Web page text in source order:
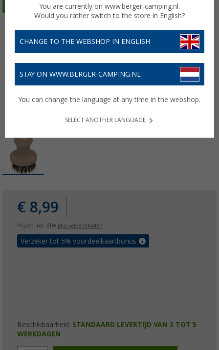
€ 8,99
Prijzen incl. BTW plus verzendkosten
Verzeker tot 5% voordeelkaartbonus
Beschikbaarheid: STANDAARD LEVERTIJD VAN 3 TOT 5
WERKDAGEN
You are currently on www.berger-camping.nl.
Would you rather switch to the store in English?
CHANGE TO THE WEBSHOP IN ENGLISH
STAY ON WWW.BERGER-CAMPING.NL
You can change the language at any time in the webshop.
SELECT ANOTHER LANGUAGE